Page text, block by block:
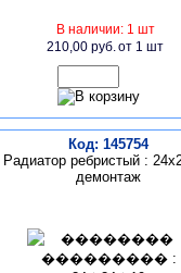
В наличии: 1 шт
210,00 руб.от 1 шт
Код: 145754
Радиатор ребристый :
демонтаж